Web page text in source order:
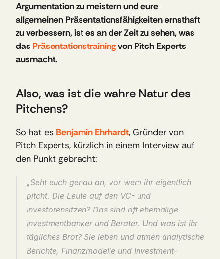
Argumentation zu meistern und eure
allgemeinen Präsentationsfähigkeiten ernsthaft
zu verbessern, ist es an der Zeit zu sehen, was
das Präsentationstraining von Pitch Experts
ausmacht.
Also, was ist die wahre Natur des
Pitchens?
So hat es Benjamin Ehrhardt, Gründer von
Pitch Experts, kürzlich in einem Interview auf
den Punkt gebracht:
„Seht euch genau an, vor wem ihr eigentlich
pitcht. Die Leute auf den VC- und
Investorensitzen? Das sind oft ehemalige
Investmentbanker und Berater. Und was ist ihr
tägliches Brot? Sie leben und atmen analytische
Berichte, Finanzmodelle und Investment-